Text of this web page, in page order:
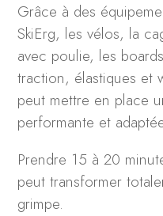
Grâce à des
SkiErg, les vélos, la
avec poulie, les
traction, élastiques et
peut mettre en place
performante et
Prendre 15 à 20
peut transformer
grimpe.